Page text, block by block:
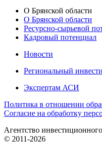
О Брянской области
О Брянской области
Ресурсно-сырьевой
Кадровый потенциал
Новости
Региональный
Экспертам АСИ
Политика в отношении
Согласие на обработку
Агентство
© 2011-2026